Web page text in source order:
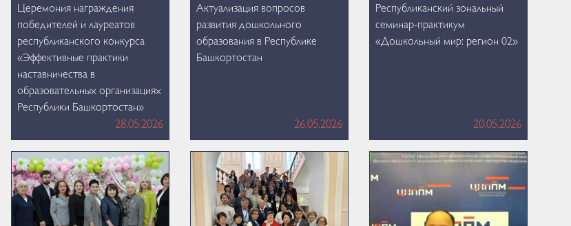
Церемония награждения
победителей и лауреатов
республиканского конкурса
«Эффективные практики
наставничества в
образовательных организациях
Республики Башкортостан»
28.05.2026
Актуализация вопросов
развития дошкольного
образования в Республике
Башкортостан
26.05.2026
Республиканский зональный
семинар-практикум
«Дошкольный мир: регион 02»
20.05.2026